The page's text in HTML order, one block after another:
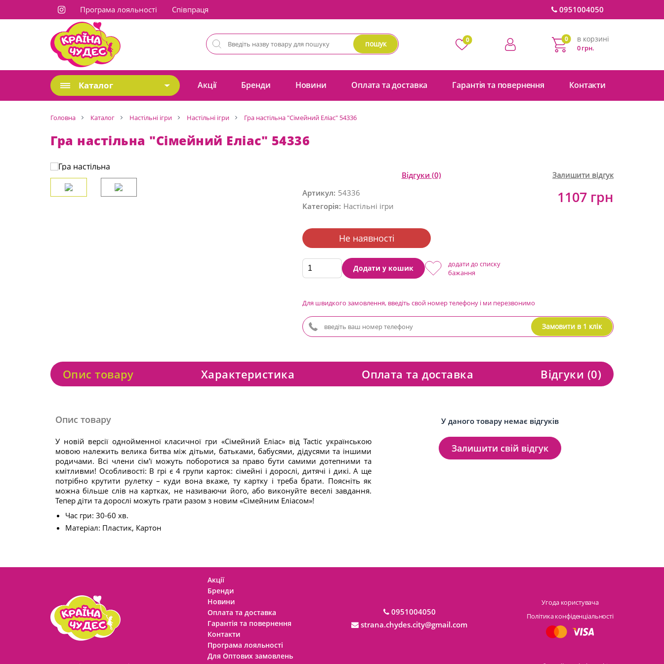
Програма лояльності Cпівпраця 0951004050
пошук 0 0 в корзині
0 грн.
Каталог Акції Бренди Новини Оплата та доставка Гарантія та повернення Контакти
Головна Каталог Настільні ігри Настільні ігри Гра настільна "Сімейний Еліас" 54336
Гра настільна "Сімейний Еліас" 54336
Відгуки (0)
Залишити відгук
Артикул: 54336
Категорія: Настільні ігри 1107 грн
Не наявності
Додати у кошик
додати до списку
бажання
Для швидкого замовлення, введіть свой номер телефону і ми перезвонимо
Замовити в 1 клік
Опис товару Характеристика Оплата та доставка Відгуки (0)
Опис товару
У новій версії однойменної класичної гри «Сімейний Еліас» від Tactic українською
мовою належить велика битва між дітьми, батьками, бабусями, дідусями та іншими
родичами. Всі члени сім'ї можуть поборотися за право бути самими дотепними та
кмітливми! Особливості: В грі є 4 групи карток: сімейні і дорослі, дитячі і дикі. А ще
потрібно крутити рулетку – куди вона вкаже, ту картку і треба брати. Поясніть як
можна більше слів на картках, не називаючи його, або виконуйте веселі завдання.
Тепер діти та дорослі можуть грати разом з новим «Сімейним Еліасом»!
Час гри: 30-60 хв.
Матеріал: Пластик, Картон
У даного товару немає відгуків
Залишити свій відгук
Акції
Бренди
Новини
Оплата та доставка
Гарантія та повернення
Контакти
Програма лояльності
Для Оптових замовлень
0951004050
strana.chydes.city@gmail.com
Угода користувача
Політика конфіденціальності